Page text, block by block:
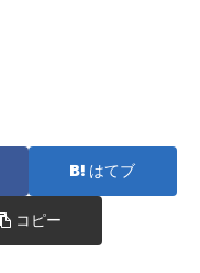
はてブ
コピー